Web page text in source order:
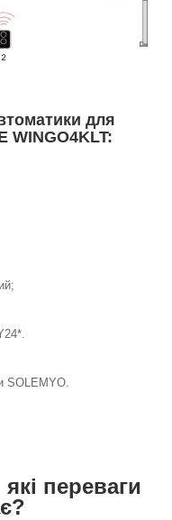
для
WINGO4KLT:
SOLEMYO.
переваги